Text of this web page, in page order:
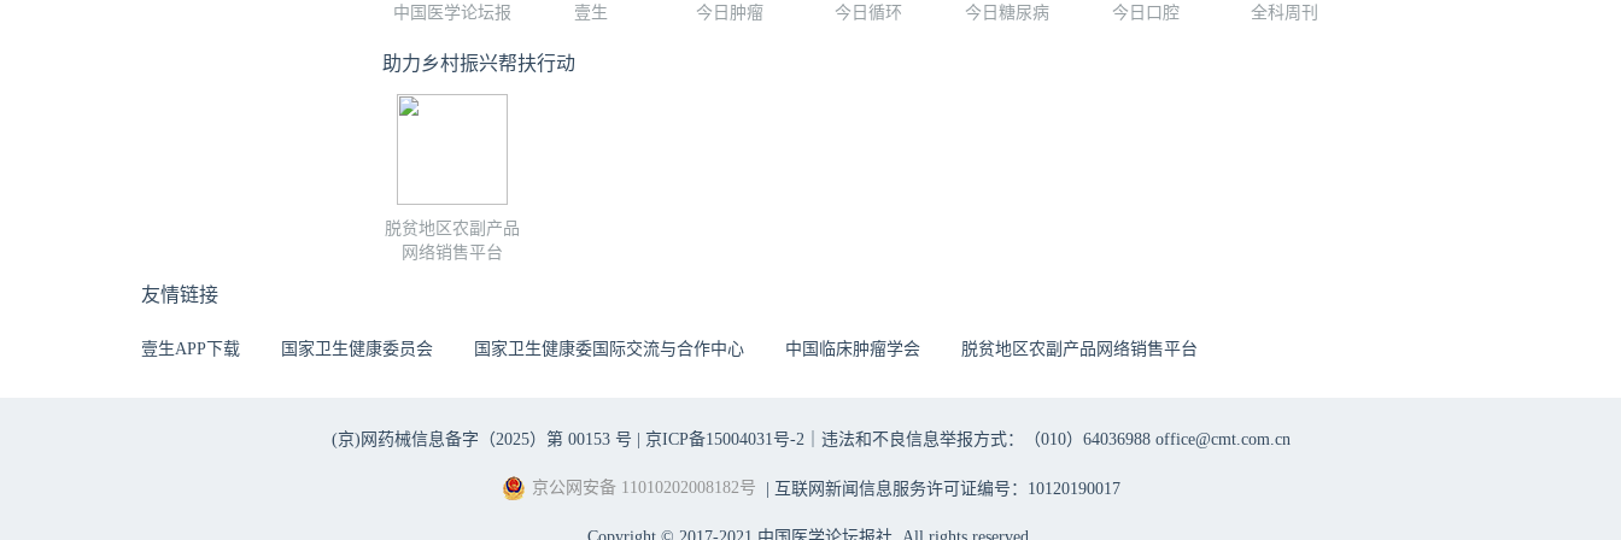
中国医学论坛报 壹生 今日肿瘤 今日循环 今日糖尿病 今日口腔 全科周刊
助力乡村振兴帮扶行动
脱贫地区农副产品
网络销售平台
友情链接
壹生APP下载 国家卫生健康委员会 国家卫生健康委国际交流与合作中心 中国临床肿瘤学会 脱贫地区农副产品网络销售平台
(京)网药械信息备字（2025）第 00153 号 | 京ICP备15004031号-2｜违法和不良信息举报方式：（010）64036988 office@cmt.com.cn
京公网安备 11010202008182号 | 互联网新闻信息服务许可证编号：10120190017